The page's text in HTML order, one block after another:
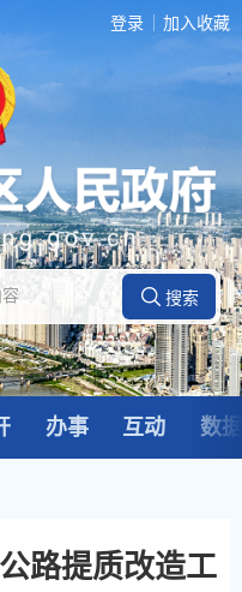
登录 加入收藏
办事 互动 数
路提质改造工